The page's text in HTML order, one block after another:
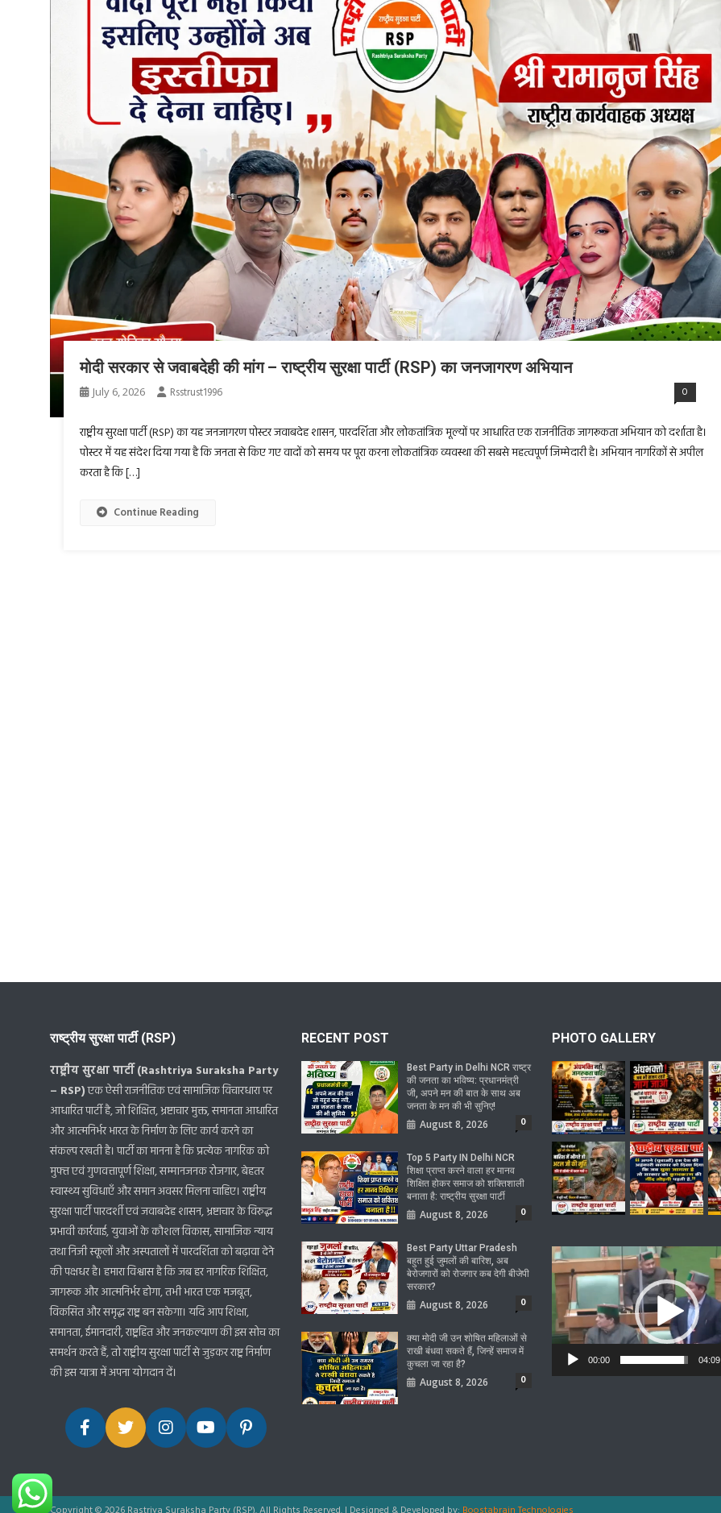
मोदी सरकार से जवाबदेही की मांग – राष्ट्रीय सुरक्षा पार्टी (RSP) का जनजागरण अभियान
July 6, 2026 Rsstrust1996 0
राष्ट्रीय सुरक्षा पार्टी (RSP) का यह जनजागरण पोस्टर जवाबदेह शासन, पारदर्शिता और लोकतांत्रिक मूल्यों पर आधारित एक राजनीतिक जागरूकता अभियान को दर्शाता है।
पोस्टर में यह संदेश दिया गया है कि जनता से किए गए वादों को समय पर पूरा करना लोकतांत्रिक व्यवस्था की सबसे महत्वपूर्ण जिम्मेदारी है। अभियान नागरिकों से अपील
करता है कि […]
Continue Reading
राष्ट्रीय सुरक्षा पार्टी (RSP)
राष्ट्रीय सुरक्षा पार्टी (Rashtriya Suraksha Party
– RSP)एक ऐसी राजनीतिक एवं सामाजिक विचारधारा पर
आधारित पार्टी है, जो शिक्षित, भ्रष्टाचार मुक्त, समानता आधारित
और आत्मनिर्भर भारत के निर्माण के लिए कार्य करने का
संकल्प रखती है। पार्टी का मानना है कि प्रत्येक नागरिक को
मुफ्त एवं गुणवत्तापूर्ण शिक्षा, सम्मानजनक रोजगार, बेहतर
स्वास्थ्य सुविधाएँ और समान अवसर मिलना चाहिए। राष्ट्रीय
सुरक्षा पार्टी पारदर्शी एवं जवाबदेह शासन, भ्रष्टाचार के विरुद्ध
प्रभावी कार्रवाई, युवाओं के कौशल विकास, सामाजिक न्याय
तथा निजी स्कूलों और अस्पतालों में पारदर्शिता को बढ़ावा देने
की पक्षधर है। हमारा विश्वास है कि जब हर नागरिक शिक्षित,
जागरूक और आत्मनिर्भर होगा, तभी भारत एक मजबूत,
विकसित और समृद्ध राष्ट्र बन सकेगा। यदि आप शिक्षा,
समानता, ईमानदारी, राष्ट्रहित और जनकल्याण की इस सोच का
समर्थन करते हैं, तो राष्ट्रीय सुरक्षा पार्टी से जुड़कर राष्ट्र निर्माण
की इस यात्रा में अपना योगदान दें।
RECENT POST
Best Party in Delhi NCR राष्ट्र
की जनता का भविष्य: प्रधानमंत्री
जी, अपने मन की बात के साथ अब
जनता के मन की भी सुनिए!
August 8, 2026 0
Top 5 Party IN Delhi NCR
शिक्षा प्राप्त करने वाला हर मानव
शिक्षित होकर समाज को शक्तिशाली
बनाता है: राष्ट्रीय सुरक्षा पार्टी
August 8, 2026 0
Best Party Uttar Pradesh
बहुत हुई जुमलों की बारिश, अब
बेरोजगारों को रोजगार कब देगी बीजेपी
सरकार?
August 8, 2026 0
क्या मोदी जी उन शोषित महिलाओं से
राखी बंधवा सकते हैं, जिन्हें समाज में
कुचला जा रहा है?
August 8, 2026 0
PHOTO GALLERY
Video
Player
00:00 04:09